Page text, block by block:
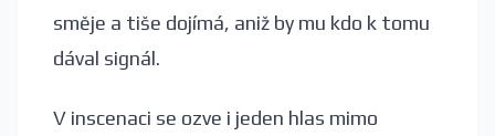
směje a tiše dojímá, aniž by mu kdo k tomu
dával signál.
V inscenaci se ozve i jeden hlas mimo